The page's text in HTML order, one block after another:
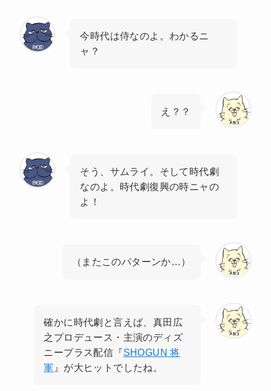
今時代は侍なのよ。わかるニ
ャ？
え？？
そう、サムライ。そして時代劇
なのよ。時代劇復興の時ニャの
よ！
（またこのパターンか…）
確かに時代劇と言えば、真田広
之プロデュース・主演のディズ
ニープラス配信『SHOGUN 将
軍 』が大ヒットでしたね。